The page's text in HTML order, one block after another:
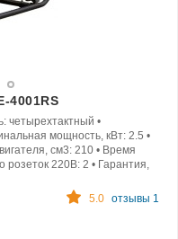
4001RS
четырехтактный •
мощность, кВт: 2.5 •
см3: 210 • Время
розеток 220В: 2 • Гарантия,
5.0 отзывы 1